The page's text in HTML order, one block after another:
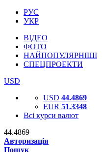
РУС
УКР
ВІДЕО
ФОТО
НАЙПОПУЛЯРНІШІ
СПЕЦПРОЕКТИ
USD
USD 44.4869
EUR 51.3348
Всі курси валют
44.4869
Авторизація
Пошук